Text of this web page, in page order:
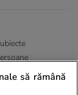
Sitemapsă rămână